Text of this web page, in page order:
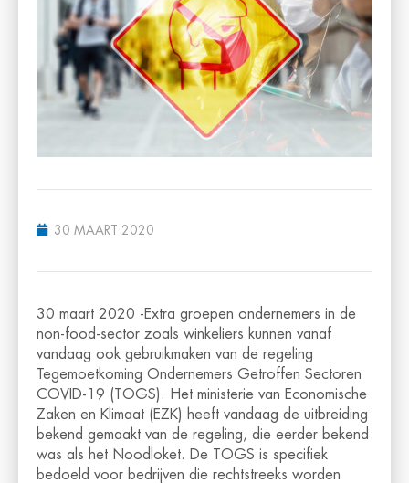
30 MAART 2020
30 maart 2020 -Extra groepen ondernemers in de
non-food-sector zoals winkeliers kunnen vanaf
vandaag ook gebruikmaken van de regeling
Tegemoetkoming Ondernemers Getroffen Sectoren
COVID-19 (TOGS). Het ministerie van Economische
Zaken en Klimaat (EZK) heeft vandaag de uitbreiding
bekend gemaakt van de regeling, die eerder bekend
was als het Noodloket. De TOGS is specifiek
bedoeld voor bedrijven die rechtstreeks worden